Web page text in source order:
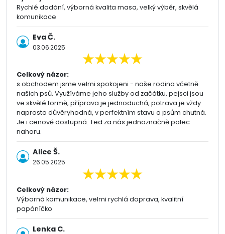
Rychlé dodání, výborná kvalita masa, velký výběr, skvělá
komunikace
Eva Č.
03.06.2025
Celkový názor:
s obchodem jsme velmi spokojeni - naše rodina včetně
našich psů. Využíváme jeho služby od začátku, pejsci jsou
ve skvělé formě, příprava je jednoduchá, potrava je vždy
naprosto důvěryhodná, v perfektním stavu a psům chutná.
Je i cenově dostupná. Ted za nás jednoznačně palec
nahoru.
Alice Š.
26.05.2025
Celkový názor:
Výborná komunikace, velmi rychlá doprava, kvalitní
papáníčko
Lenka C.